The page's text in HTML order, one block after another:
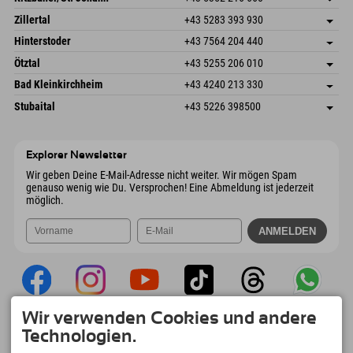
6793 Gaschurn/Montafon
Österreich
Buchen
Speckbacherstraße 87
6380 St. Johann in Tirol
Österreich
Adresse speichern
Anreiseinfos
Buchen
Zillertal +43 5283 393 930
Schmiedau 2
Österreich
Adresse speichern
Buchen
Hinterstoder +43 7564 204 440
Freizeitpark 10
4573 Hinterstoder
Österreich
Adresse speichern
Anreiseinfos
Buchen
Ötztal +43 5255 206 010
Gscheat 14
Österreich
Adresse speichern
Buchen
Bad Kleinkirchheim +43 4240 213 330
Dorfstraße 24
9546 Bad Kleinkirchheim
Adresse speichern
Anreiseinfos
Stubaital +43 5226 398500
Explorer Newsletter
Wir geben Deine E-Mail-Adresse nicht weiter. Wir mögen Spam
genauso wenig wie Du. Versprochen! Eine Abmeldung ist jederzeit
möglich.
Explorer App
Wir verwenden Cookies und andere
Technologien.